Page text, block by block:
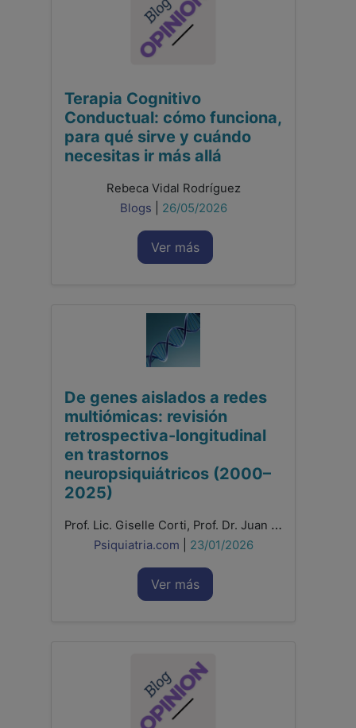
Terapia Cognitivo
Conductual: cómo funciona,
para qué sirve y cuándo
necesitas ir más allá
Rebeca Vidal Rodríguez
Blogs
26/05/2026
Ver más
De genes aislados a redes
multiómicas: revisión
retrospectiva-longitudinal
en trastornos
neuropsiquiátricos (2000–
2025)
Prof. Lic. Giselle Corti, Prof. Dr. Juan Pablo Bellotti
Psiquiatria.com 23/01/2026
Ver más